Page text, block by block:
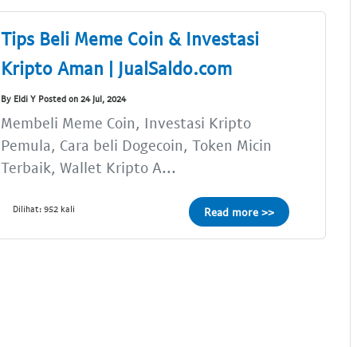
Tips Beli Meme Coin & Investasi
Kripto Aman | JualSaldo.com
By Eldi Y Posted on 24 Jul, 2024
Membeli Meme Coin, Investasi Kripto
Pemula, Cara beli Dogecoin, Token Micin
Terbaik, Wallet Kripto A...
Dilihat: 952 kali Read more >>